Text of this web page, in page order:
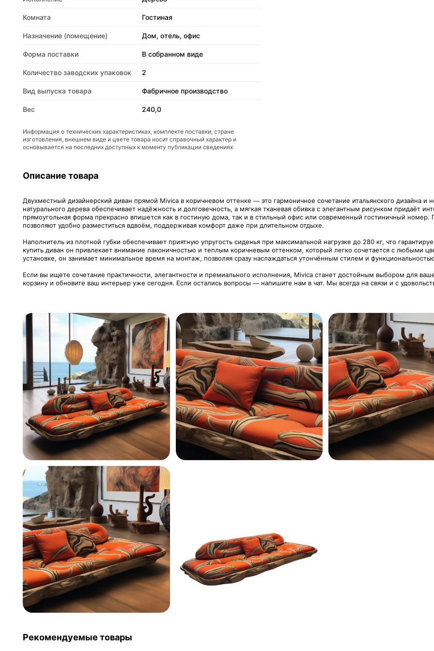
Комната Гостиная
Назначение (помещение) Дом, отель, офис
Форма поставки В собранном виде
Количество заводских упаковок 2
Вид выпуска товара Фабричное производство
Вес 240,0
Информация о технических характеристиках, комплекте поставки, стране
изготовления, внешнем виде и цвете товара носит справочный характер и
основывается на последних доступных к моменту публикации сведениях
Описание товара
Двухместный дизайнерский диван прямой Mivica в коричневом оттенке — это гармоничное сочетание итальянского дизайна и
натурального дерева обеспечивает надёжность и долговечность, а мягкая тканевая обивка с элегантным рисунком придаёт
прямоугольная форма прекрасно впишется как в гостиную дома, так и в стильный офис или современный гостиничный
позволяют удобно разместиться вдвоём, поддерживая комфорт даже при длительном отдыхе.
Наполнитель из плотной губки обеспечивает приятную упругость сиденья при максимальной нагрузке до 280 кг, что
купить диван он привлекает внимание лаконичностью и теплым коричневым оттенком, который легко сочетается с любыми
установке, он занимает минимальное время на монтаж, позволяя сразу наслаждаться утончённым стилем и
Если вы ищете сочетание практичности, элегантности и премиального исполнения, Mivica станет достойным выбором для
корзину и обновите ваш интерьер уже сегодня. Если остались вопросы — напишите нам в чат. Мы всегда на связи и с
Рекомендуемые товары